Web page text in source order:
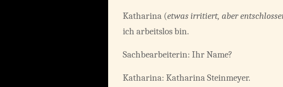
Katharina (etwas irritiert, aber
ich arbeitslos bin.
Sachbearbeiterin: Ihr Name?
Katharina: Katharina Steinmeyer.